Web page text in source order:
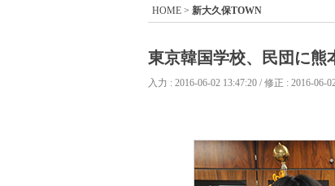
HOME > 新大久保TOWN
東京韓国学校、民団に熊
入力 : 2016-06-02 13:47:20 / 修正 : 2016-06-